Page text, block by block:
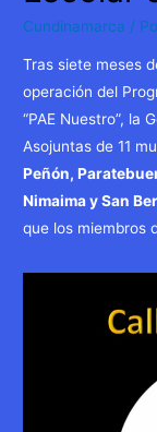
Cundinamarca /
Tras siete meses
operación del
“PAE Nuestro”, la
Asojuntas de 11
Peñón,
Nimaima y San
que los miembros